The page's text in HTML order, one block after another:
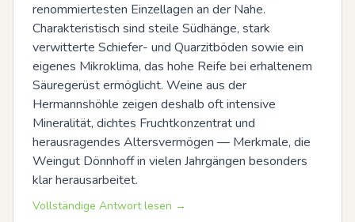
renommiertesten Einzellagen an der Nahe.
Charakteristisch sind steile Südhänge, stark
verwitterte Schiefer- und Quarzitböden sowie ein
eigenes Mikroklima, das hohe Reife bei erhaltenem
Säuregerüst ermöglicht. Weine aus der
Hermannshöhle zeigen deshalb oft intensive
Mineralität, dichtes Fruchtkonzentrat und
herausragendes Altersvermögen — Merkmale, die
Weingut Dönnhoff in vielen Jahrgängen besonders
klar herausarbeitet.
Vollständige Antwort lesen →